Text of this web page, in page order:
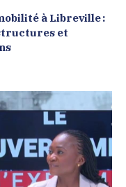
à Libreville :
et